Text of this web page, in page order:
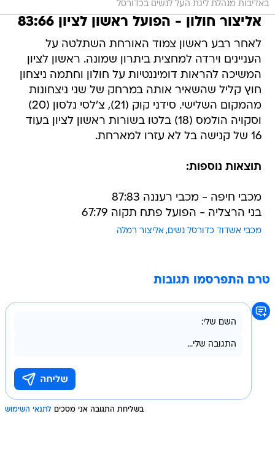
לאחר רבע ראשון צמוד האורחת השתלטה על
העניינים וירדה למחצית ביתרון שמונה. ראשון לציון
המשיכה להראות דומיננטיות על חולון וחתמה ניצחון
חוץ קליל שהשאיר אותה במרחק של שני ניצחונות
מהמקום השלישי. סידני קוק (21), צ'לסי נלסון (20)
וסקויה הולמס (18) בלטו בשורות ראשון לציון בעוד
16 של קנישה בל לא עזרו למארחת.
תוצאות נוספות:
מכבי חיפה - מכבי רעננה 87:83
מכבי אשדוד כדורסל נשים אליצור רמלה
בשליחת התגובה אני מסכים לתנאי השימוש